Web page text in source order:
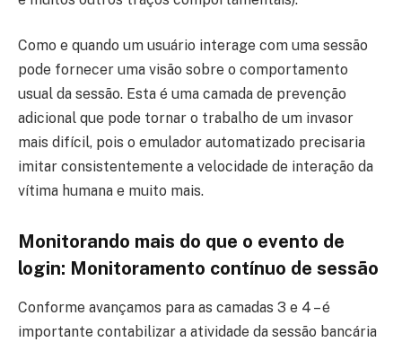
Como e quando um usuário interage com uma sessão
pode fornecer uma visão sobre o comportamento
usual da sessão. Esta é uma camada de prevenção
adicional que pode tornar o trabalho de um invasor
mais difícil, pois o emulador automatizado precisaria
imitar consistentemente a velocidade de interação da
vítima humana e muito mais.
Monitorando mais do que o evento de
login: Monitoramento contínuo de sessão
Conforme avançamos para as camadas 3 e 4 – é
importante contabilizar a atividade da sessão bancária